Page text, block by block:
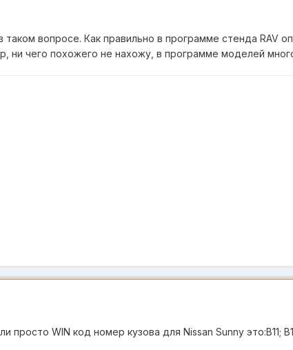
вопросе. Как правильно в программе стенда RAV
ни чего похожего не нахожу, в программе моделей
WIN код номер кузова для Nissan Sunny это:B11;